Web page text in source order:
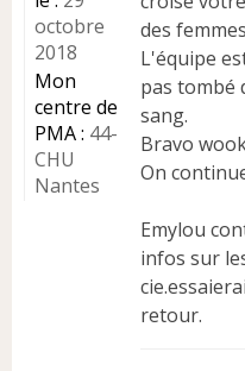
octobre
2018
Mon
centre de
PMA : 44-
CHU
Nantes
des
L'équipe
pas tombé
sang.
Bravo
On
Emylou
infos sur
retour.